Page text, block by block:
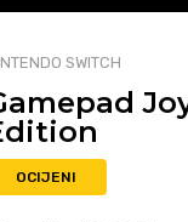
SWITCH
OCIJENI